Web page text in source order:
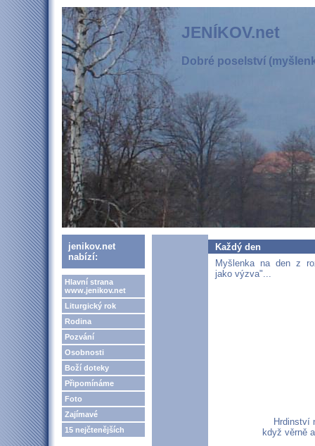
JENÍKOV.net
Dobré poselství
jenikov.net
nabízí:
Hlavní strana
www.jenikov.net
Liturgický rok
Rodina
Pozvání
Osobnosti
Boží doteky
Připomínáme
Foto
Zajímavé
15 nejčtenějších
Každý den
Myšlenka na den z
jako výzva"...
Hrdinství
když věrně